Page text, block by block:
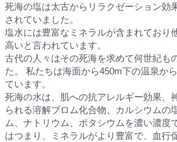
死海の塩は太古からリラクゼーション効
されていました。
塩水には豊富なミネラルが含まれており
高いと言われています。
古代の人々はその死海を求めて何世紀も
た。 私たちは海面から450m下の温泉か
ています。
死海の水は、肌への抗アレルギー効果、
られる溶解ブロム化合物、カルシウムの
ム、ナトリウム、ポタシウムを濃い濃度
はつまり、ミネラルがより豊富で、血行